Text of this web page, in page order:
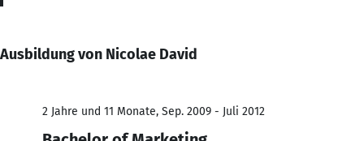
Ausbildung von Nicolae David
2 Jahre und 11 Monate, Sep. 2009 - Juli 2012